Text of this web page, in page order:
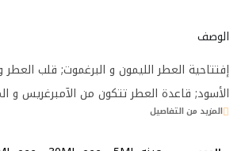
الوصف
إفتتاحية العطر الليمون و البرغموت; قلب
الأسود; قاعدة العطر تتكون من الآمبرغريس و
المزيد من التفاصيل